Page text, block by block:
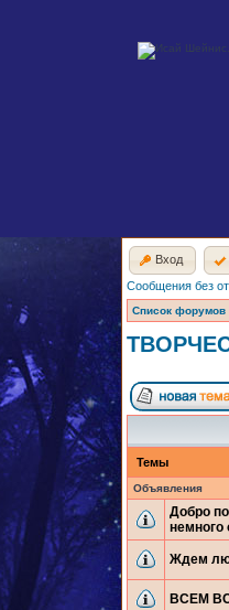
Вход
Сообщения без
Список форумов
Темы
Объявления
Добро
немного
Ждем
ВСЕМ